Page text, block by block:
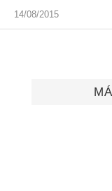
14/08/2015